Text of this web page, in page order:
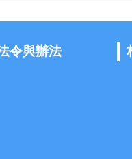
令與辦法